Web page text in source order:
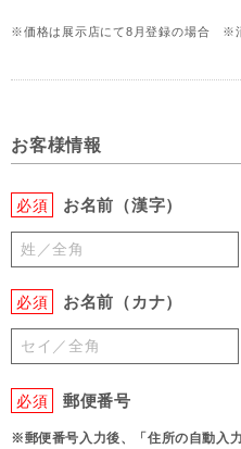
※価格は展示店にて8月登録の場合 ※
お客様情報
必須 お名前（漢字）
必須 お名前（カナ）
必須 郵便番号
※郵便番号入力後、「住所の自動入